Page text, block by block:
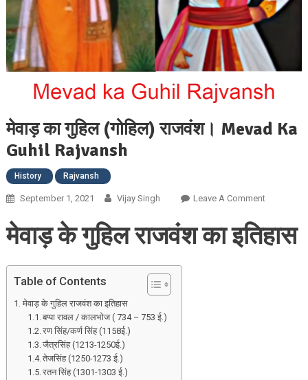
मेवाड़ का गुहिल (गोहिल) राजवंश। Mevad Ka
Guhil Rajvansh
History Rajvansh
September 1, 2021 Vijay Singh Leave A CommentOn
का
गुहिल
मेवाड़ के गुहिल राजवंश का इतिहास
Table of Contents
मेवाड़ के गुहिल राजवंश का इतिहास
बप्पा रावल / कालभोज ( 734 – 753 ई.)
रण सिंह/कर्ण सिंह (1158ई.)
जैत्रसिंह (1213-1250ई.)
तेजसिंह (1250-1273 ई.)
रतन सिंह (1301-1303 ई.)